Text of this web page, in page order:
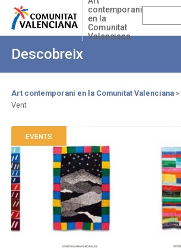
Skip
main
contemporani
en la
Comunitat
Valenciana
Descobreix
Breadcrumb
Art contemporani en la Comunitat Valenciana
Vent
EVENTS